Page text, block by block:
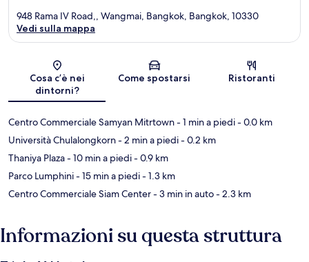
Mappa
948 Rama IV Road,, Wangmai, Bangkok, Bangkok, 10330
Vedi sulla mappa
Cosa c’è nei
dintorni?
Come spostarsi Ristoranti
Centro Commerciale Samyan Mitrtown- 1 min a piedi- 0.0 km
Università Chulalongkorn- 2 min a piedi- 0.2 km
Thaniya Plaza- 10 min a piedi- 0.9 km
Parco Lumphini- 15 min a piedi- 1.3 km
Centro Commerciale Siam Center- 3 min in auto- 2.3 km
Informazioni su questa struttura